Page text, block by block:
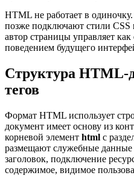
HTML не работает в
позже подключают стили
автор страницы управляет
поведением будущего
Структура HTML-
тегов
Формат HTML использует
документ имеет основу из
корневой элемент html с
размещают служебные данные
заголовок, подключение
содержимое, видимое